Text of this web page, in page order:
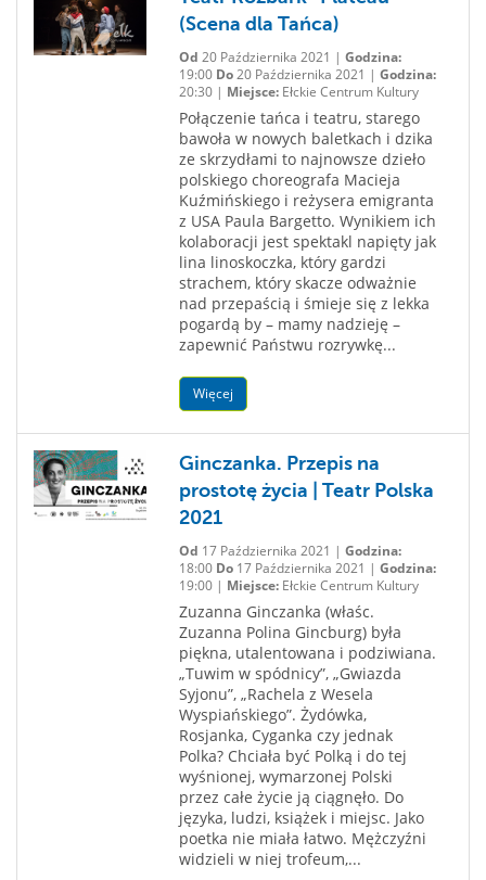
(Scena dla Tańca)
Od 20 Października 2021 | Godzina:
19:00 Do20 Października 2021 | Godzina:
20:30 | Miejsce:Ełckie Centrum Kultury
Połączenie tańca i teatru, starego
bawoła w nowych baletkach i dzika
ze skrzydłami to najnowsze dzieło
polskiego choreografa Macieja
Kuźmińskiego i reżysera emigranta
z USA Paula Bargetto. Wynikiem ich
kolaboracji jest spektakl napięty jak
lina linoskoczka, który gardzi
strachem, który skacze odważnie
nad przepaścią i śmieje się z lekka
pogardą by – mamy nadzieję –
zapewnić Państwu rozrywkę...
Więcej
Ginczanka. Przepis na
prostotę życia | Teatr Polska
2021
Od 17 Października 2021 | Godzina:
18:00 Do17 Października 2021 | Godzina:
19:00 | Miejsce:Ełckie Centrum Kultury
Zuzanna Ginczanka (właśc.
Zuzanna Polina Gincburg) była
piękna, utalentowana i podziwiana.
„Tuwim w spódnicy”, „Gwiazda
Syjonu”, „Rachela z Wesela
Wyspiańskiego”. Żydówka,
Rosjanka, Cyganka czy jednak
Polka? Chciała być Polką i do tej
wyśnionej, wymarzonej Polski
przez całe życie ją ciągnęło. Do
języka, ludzi, książek i miejsc. Jako
poetka nie miała łatwo. Mężczyźni
widzieli w niej trofeum,...